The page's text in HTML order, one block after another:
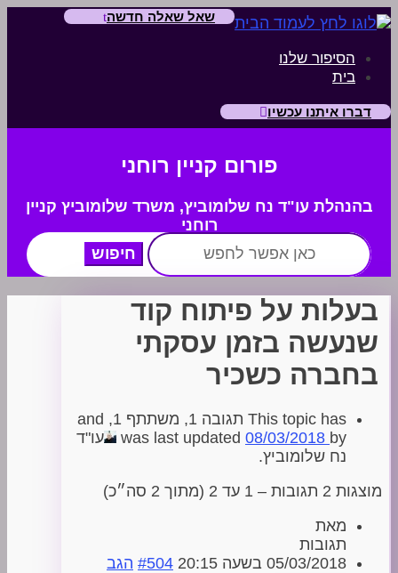
דברו איתנו עכשיו
שאל שאלה חדשה
הסיפור שלנו
בית
פורום קניין רוחני
בהנהלת עו"ד נח שלומוביץ, משרד שלומוביץ קניין
רוחני
חפש:
בעלות על פיתוח קוד
שנעשה בזמן עסקתי
בחברה כשכיר
This topic has תגובה 1, משתתף 1, and
was last updated 08/03/2018 by
עו"ד
נח שלומוביץ.
מוצגות 2 תגובות – 1 עד 2 (מתוך 2 סה״כ)
מאת
תגובות
05/03/2018 בשעה 20:15
#504 הגב